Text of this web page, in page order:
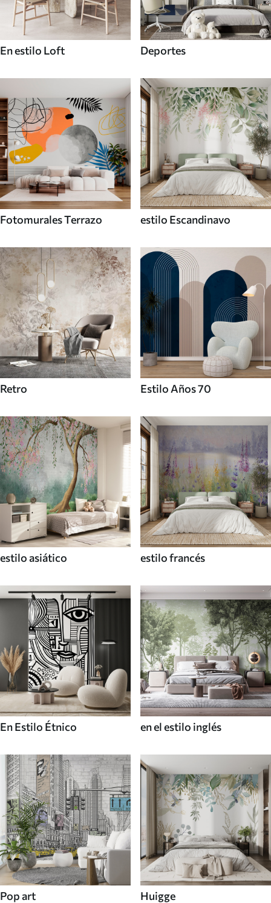
En estilo Loft Deportes
Fotomurales Terrazo estilo Escandinavo
Retro Estilo Años 70
estilo asiático estilo francés
En Estilo Étnico en el estilo inglés
Pop art Huigge